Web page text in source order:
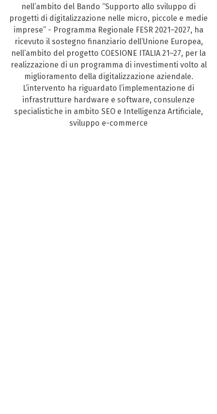
nell’ambito del Bando “Supporto allo sviluppo di
progetti di digitalizzazione nelle micro, piccole e medie
imprese” - Programma Regionale FESR 2021–2027, ha
ricevuto il sostegno finanziario dell’Unione Europea,
nell’ambito del progetto COESIONE ITALIA 21–27, per la
realizzazione di un programma di investimenti volto al
miglioramento della digitalizzazione aziendale.
L’intervento ha riguardato l’implementazione di
infrastrutture hardware e software, consulenze
specialistiche in ambito SEO e Intelligenza Artificiale,
sviluppo e-commerce